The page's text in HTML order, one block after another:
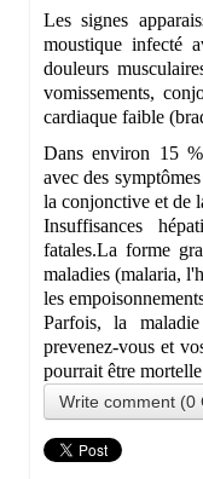
Les signes
moustique infecté
douleurs
vomissements,
cardiaque faible
Dans environ 15
avec des
la conjonctive et de
Insuffisances
fatales.La forme
maladies (malaria,
les
Parfois, la
prevenez-vous et
pourrait être
Write comment (0